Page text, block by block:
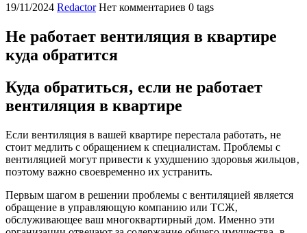
19/11/2024 Redactor Нет комментариев 0 tags
Не работает вентиляция в квартире
куда обратится
Куда обратиться‚ если не работает
вентиляция в квартире
Если вентиляция в вашей квартире перестала работать‚ не
стоит медлить с обращением к специалистам. Проблемы с
вентиляцией могут привести к ухудшению здоровья жильцов‚
поэтому важно своевременно их устранить.
Первым шагом в решении проблемы с вентиляцией является
обращение в управляющую компанию или ТСЖ‚
обслуживающее ваш многоквартирный дом. Именно эти